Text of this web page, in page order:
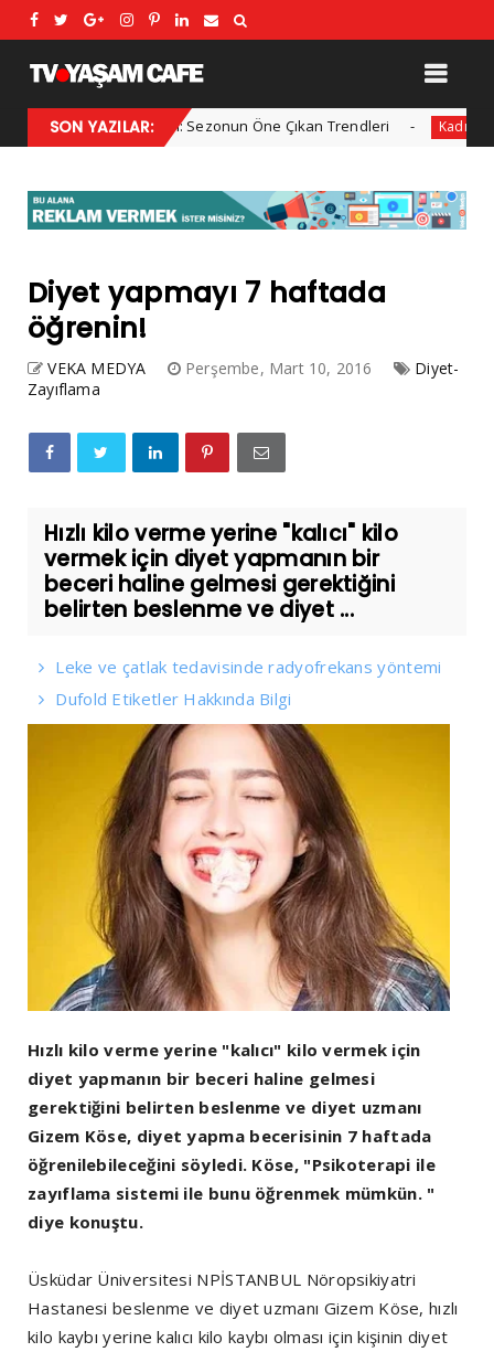
SON YAZILAR:
2025 Kış Modası: Sezonun Öne Çıkan Trendleri Kadın Her
Diyet yapmayı 7 haftada
öğrenin!
VEKA MEDYA Perşembe, Mart 10, 2016
Diyet-
Zayıflama
Hızlı kilo verme yerine "kalıcı" kilo
vermek için diyet yapmanın bir
beceri haline gelmesi gerektiğini
belirten beslenme ve diyet ...
Leke ve çatlak tedavisinde radyofrekans yöntemi
Dufold Etiketler Hakkında Bilgi
Hızlı kilo verme yerine "kalıcı" kilo vermek için
diyet yapmanın bir beceri haline gelmesi
gerektiğini belirten beslenme ve diyet uzmanı
Gizem Köse, diyet yapma becerisinin 7 haftada
öğrenilebileceğini söyledi. Köse, "Psikoterapi ile
zayıflama sistemi ile bunu öğrenmek mümkün. "
diye konuştu.
Üsküdar Üniversitesi NPİSTANBUL Nöropsikiyatri
Hastanesi beslenme ve diyet uzmanı Gizem Köse, hızlı
kilo kaybı yerine kalıcı kilo kaybı olması için kişinin diyet